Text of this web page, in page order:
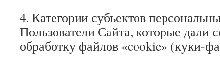
4. Категории субъектов
Пользователи Сайта, которые дали
обработку файлов «cookie» (куки-